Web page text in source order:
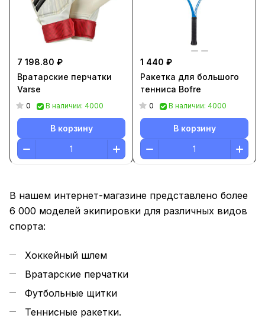
7 198.80 ₽
Вратарские перчатки
Varse
0 В наличии: 4000
В корзину
1 440 ₽
Ракетка для большого
тенниса Bofre
0 В наличии: 4000
В корзину
В нашем интернет-магазине представлено более
6 000 моделей экипировки для различных видов
спорта:
Хоккейный шлем
Вратарские перчатки
Футбольные щитки
Теннисные ракетки.